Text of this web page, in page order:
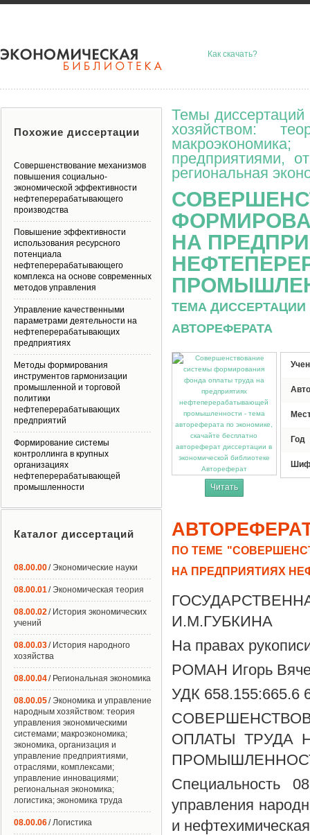
Как скачать?
Темы диссертаций
хозяйством:
предприятиями,
региональная
НА
ТЕМА
АВТОРЕФЕРАТА
Автореферат
Читать
Год
ПО ТЕМЕ
НА ПРЕДПРИЯТИЯХ
И.М.ГУБКИНА
На правах
РОМАН Игорь
УДК 658.155:665.6
ОПЛАТЫ ТРУДА
Специальность
управления
и
Похожие диссертации
Совершенствование механизмов
повышения социально-
экономической эффективности
нефтеперерабатывающего
производства
Повышение эффективности
использования ресурсного
потенциала
нефтеперерабатывающего
комплекса на основе современных
методов управления
Управление качественными
параметрами деятельности на
нефтеперерабатывающих
предприятиях
Методы формирования
инструментов гармонизации
промышленной и торговой
политики
нефтеперерабатывающих
предприятий
Формирование системы
контроллинга в крупных
организациях
нефтеперерабатывающей
промышленности
Каталог диссертаций
08.00.00/ Экономические науки
08.00.01/ Экономическая теория
08.00.02/ История экономических
учений
08.00.03/ История народного
хозяйства
08.00.04/ Региональная экономика
08.00.05/ Экономика и управление
народным хозяйством: теория
управления экономическими
системами; макроэкономика;
экономика, организация и
управление предприятиями,
отраслями, комплексами;
управление инновациями;
региональная экономика;
логистика; экономика труда
08.00.06/ Логистика